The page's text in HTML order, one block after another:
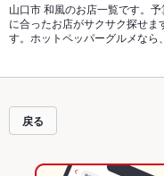
山口市 和風のお店一覧です。
に合ったお店がサクサク探せま
す。ホットペッパーグルメなら
ご紹介しているので安心！24
拡大中です。友達どうしの飲
戻る